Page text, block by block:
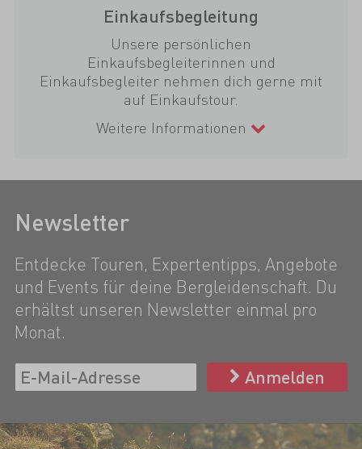
Einkaufsbegleitung
Unsere persönlichen
Einkaufsbegleiterinnen und
Einkaufsbegleiter nehmen dich gerne mit
auf Einkaufstour.
Weitere Informationen
Newsletter
Entdecke Touren, Expertentipps, Angebote
und Events für deine Bergleidenschaft. Du
erhältst unseren Newsletter einmal pro
Monat.
Anmelden